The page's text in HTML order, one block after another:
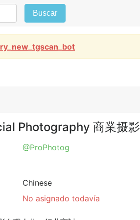
Buscar
Photography 商業摄影
@ProPhotog
Chinese
No asignado todavía